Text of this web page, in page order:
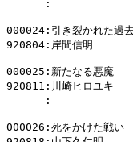
:
000024:引き裂かれた過
920804:岸間信明
000025:新たなる悪魔
920811:川崎ヒロユ
:
000026:死をかけた戦い